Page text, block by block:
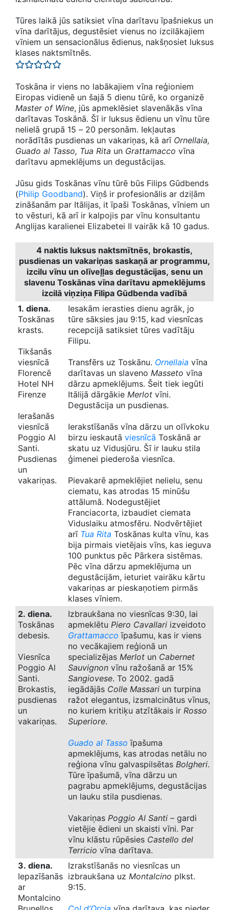
Tūres laikā jūs satiksiet vīna darītavu īpašniekus un
vīna darītājus, degustēsiet vienus no izcilākajiem
vīniem un sensacionālus ēdienus, nakšņosiet luksus
klases naktsmītnēs.
Toskāna ir viens no labākajiem vīna reģioniem
Eiropas vidienē un šajā 5 dienu tūrē, ko organizē
Master of Wine, jūs apmeklēsiet slavenākās vīna
darītavas Toskānā. Šī ir luksus ēdienu un vīnu tūre
nelielā grupā 15 – 20 personām. Iekļautas
norādītās pusdienas un vakariņas, kā arī Ornellaia,
Guado al Tasso, Tua Rita un Grattamacco vīna
darītavu apmeklējums un degustācijas.
Jūsu gids Toskānas vīnu tūrē būs Filips Gūdbends
(Philip Goodband). Viņš ir profesionālis ar dziļām
zināšanām par Itālijas, it īpaši Toskānas, vīniem un
to vēsturi, kā arī ir kalpojis par vīnu konsultantu
Anglijas karalienei Elizabetei II vairāk kā 10 gadus.
4 naktis luksus naktsmītnēs, brokastis,
pusdienas un vakariņas saskaņā ar programmu,
izcilu vīnu un olīveļļas degustācijas, senu un
slavenu Toskānas vīna darītavu apmeklējums
izcilā viņziņa Filipa Gūdbenda vadībā
1. diena.
Toskānas
krasts.
Tikšanās
viesnīcā
Florencē
Hotel NH
Firenze
Ierašanās
viesnīcā
Poggio Al
Santi.
Pusdienas
un
vakariņas.
Iesakām ierasties dienu agrāk, jo
tūre sāksies jau 9:15, kad viesnīcas
recepcijā satiksiet tūres vadītāju
Filipu.
Transfērs uz Toskānu. Ornellaia vīna
darītavas un slaveno Masseto vīna
dārzu apmeklējums. Šeit tiek iegūti
Itālijā dārgākie Merlotvīni.
Degustācija un pusdienas.
Ierakstīšanās vīna dārzu un olīvkoku
birzu ieskautā viesnīcā Toskānā ar
skatu uz Vidusjūru. Šī ir lauku stila
ģimenei piederoša viesnīca.
Pievakarē apmeklējiet nelielu, senu
ciematu, kas atrodas 15 minūšu
attālumā. Nodegustējiet
Franciacorta, izbaudiet ciemata
Viduslaiku atmosfēru. Nodvērtējiet
arī Tua Rita Toskānas kulta vīnu, kas
bija pirmais vietējais vīns, kas ieguva
100 punktus pēc Pārkera sistēmas.
Pēc vīna dārzu apmeklējuma un
degustācijām, ieturiet vairāku kārtu
vakariņas ar pieskaņotiem pirmās
klases vīniem.
2. diena.
Toskānas
debesis.
Viesnīca
Poggio Al
Santi.
Brokastis,
pusdienas
un
vakariņas.
Izbraukšana no viesnīcas 9:30, lai
apmeklētu Piero Cavallariizveidoto
Grattamacco īpašumu, kas ir viens
no vecākajiem reģionā un
specializējas Merlotun Cabernet
Sauvignonvīnu ražošanā ar 15%
Sangiovese. To 2002. gadā
iegādājās Colle Massariun turpina
ražot elegantus, izsmalcinātus vīnus,
no kuriem kritiķu atzītākais ir Rosso
Superiore.
Guado al Tasso īpašuma
apmeklējums, kas atrodas netālu no
reģiona vīnu galvaspilsētas Bolgheri.
Tūre īpašumā, vīna dārzu un
pagrabu apmeklējums, degustācijas
un lauku stila pusdienas.
Vakariņas Poggio Al Santi– gardi
vietējie ēdieni un skaisti vīni. Par
vīnu klāstu rūpēsies Castello del
Terricio vīna darītava.
3. diena.
Iepazīšanās
ar
Montalcino
Izrakstīšanās no viesnīcas un
izbraukšana uz Montalcino plkst.
9:15.